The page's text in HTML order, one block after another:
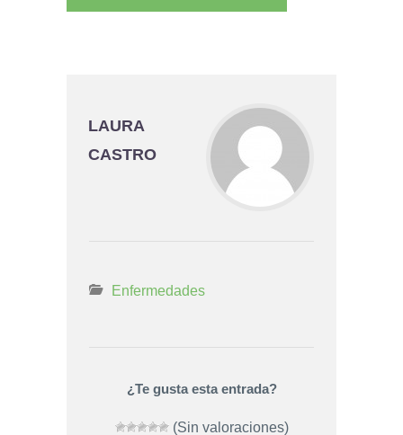
LAURA
CASTRO
Enfermedades
¿Te gusta esta entrada?
(Sin valoraciones)